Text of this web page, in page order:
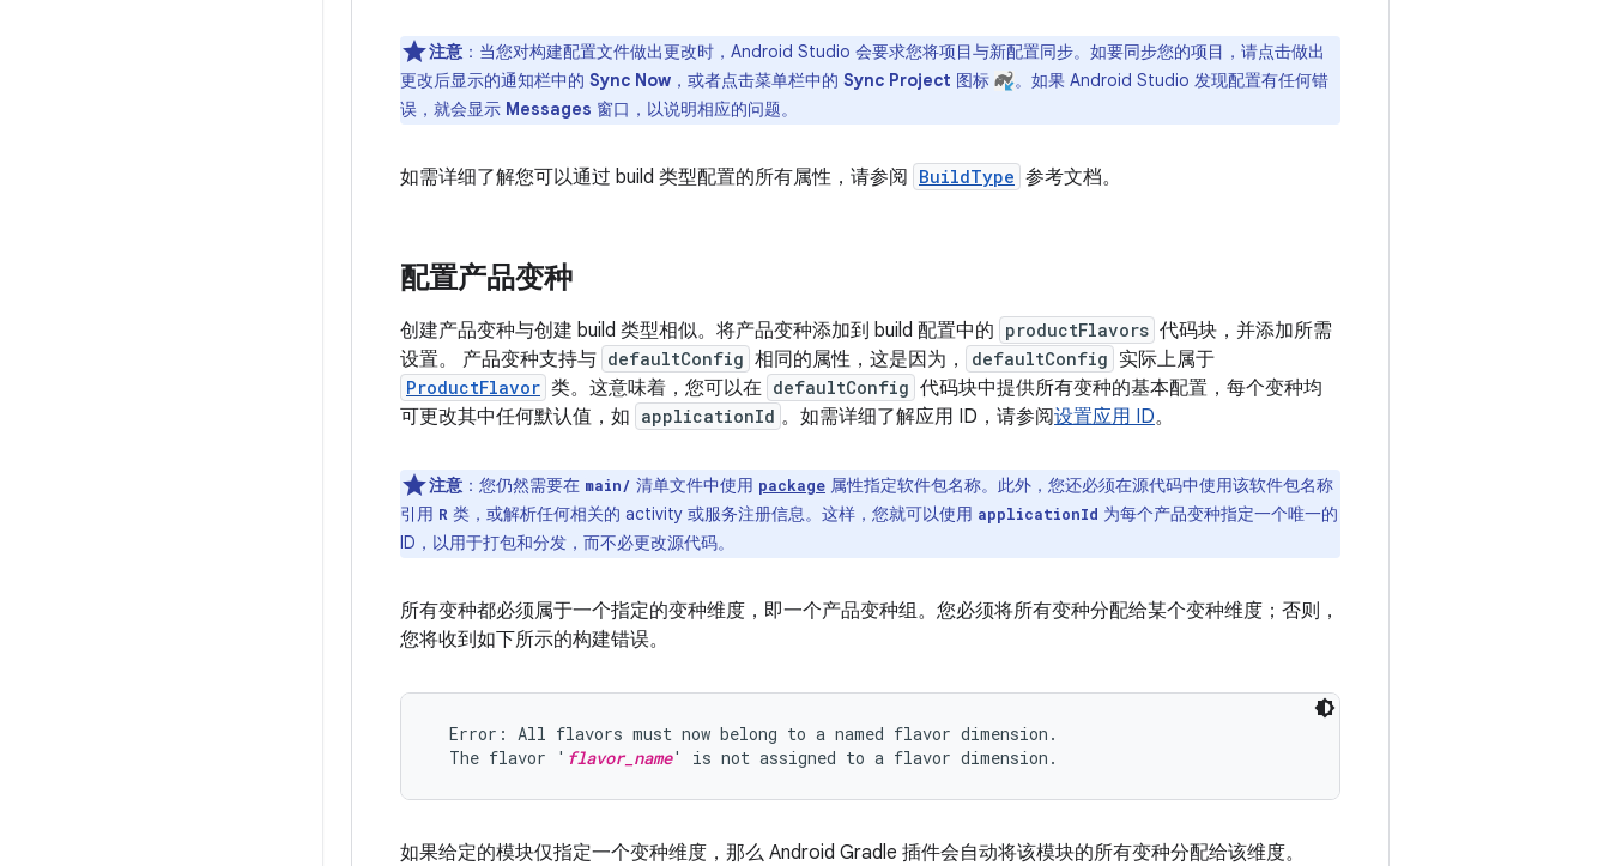
注意 ：当您对构建配置文件做出更改时，Android Studio 会要求您将项目与新配置同步。如要同步您的项目，请点击做出
更改后显示的通知栏中的 Sync Now ，或者点击菜单栏中的 Sync Project 图标
。如果 Android Studio 发现配置有任何错
误，就会显示 Messages 窗口，以说明相应的问题。
如需详细了解您可以通过 build 类型配置的所有属性，请参阅 BuildType 参考文档。
配置产品变种
创建产品变种与创建 build 类型相似。将产品变种添加到 build 配置中的 productFlavors 代码块，并添加所需
设置。 产品变种支持与 defaultConfig 相同的属性，这是因为， defaultConfig 实际上属于
ProductFlavor 类。这意味着，您可以在 defaultConfig 代码块中提供所有变种的基本配置，每个变种均
可更改其中任何默认值，如 applicationId 。如需详细了解应用 ID，请参阅设置应用 ID。
注意 ：您仍然需要在 main/ 清单文件中使用 package 属性指定软件包名称。此外，您还必须在源代码中使用该软件包名称
引用 R 类，或解析任何相关的 activity 或服务注册信息。这样，您就可以使用 applicationId 为每个产品变种指定一个唯一的
ID，以用于打包和分发，而不必更改源代码。
所有变种都必须属于一个指定的变种维度，即一个产品变种组。您必须将所有变种分配给某个变种维度；否则，
您将收到如下所示的构建错误。
  Error: All flavors must now belong to a named flavor dimension.
  The flavor '
flavor_name
如果给定的模块仅指定一个变种维度，那么 Android Gradle 插件会自动将该模块的所有变种分配给该维度。